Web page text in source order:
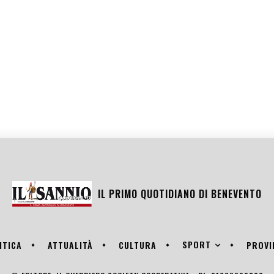
IL PRIMO QUOTIDIANO DI BENEVENTO
ATTUALITÀ CULTURA SPORT